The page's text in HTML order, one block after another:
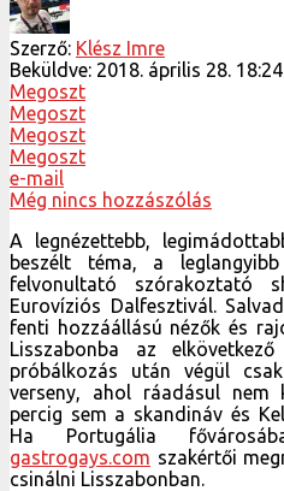
Szerző: Klész Imre
Beküldve: 2018. április 28.
Megoszt
Megoszt
Megoszt
Megoszt
e-mail
Még nincs hozzászólás
A legnézettebb,
beszélt téma, a
felvonultató szórakoztató
Eurovíziós Dalfesztivál.
fenti hozzáállású nézők és
Lisszabonba az
próbálkozás után végül
verseny, ahol ráadásul
percig sem a skandináv és
Ha Portugália
gastrogays.com szakértői
csinálni Lisszabonban.